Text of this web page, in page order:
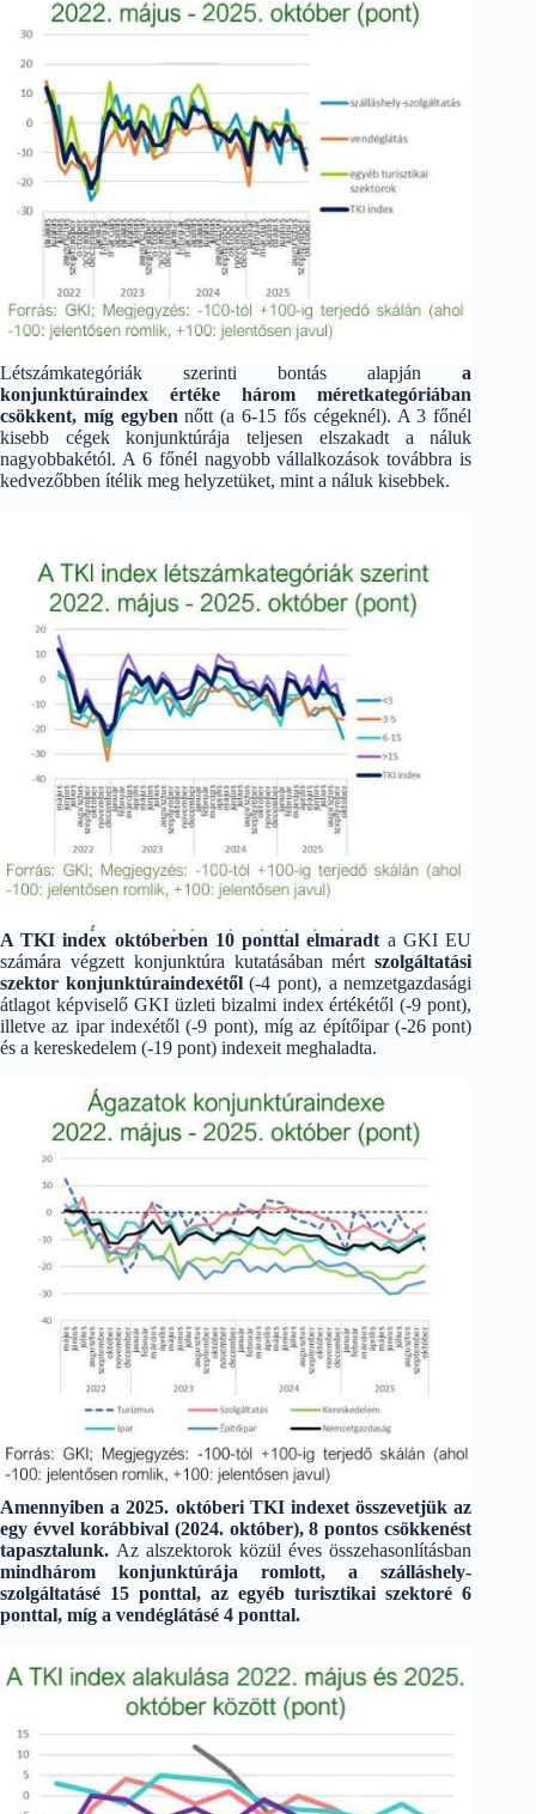
Létszámkategóriák szerinti bontás alapjána
konjunktúraindex értéke három méretkategóriában
csökkent, míg egyben nőtt (a 6-15 fős cégeknél). A 3 főnél
kisebb cégek konjunktúrája teljesen elszakadt a náluk
nagyobbakétól. A 6 főnél nagyobb vállalkozások továbbra is
kedvezőbben ítélik meg helyzetüket, mint a náluk kisebbek.
A TKI index októberben 10 ponttal elmaradt a GKI EU
számára végzett konjunktúra kutatásában mértszolgáltatási
szektor konjunktúraindexétől(-4 pont), a nemzetgazdasági
átlagot képviselő GKI üzleti bizalmi index értékétől (-9 pont),
illetve az ipar indexétől (-9 pont), míg az építőipar (-26 pont)
és a kereskedelem (-19 pont) indexeit meghaladta.
Amennyiben a 2025. októberi TKI indexet összevetjük az
egy évvel korábbival (2024. október), 8 pontos csökkenést
tapasztalunk. Az alszektorok közül éves összehasonlításban
mindhárom konjunktúrája romlott, a szálláshely-
szolgáltatásé 15 ponttal, az egyéb turisztikai szektoré 6
ponttal, míg a vendéglátásé 4 ponttal.